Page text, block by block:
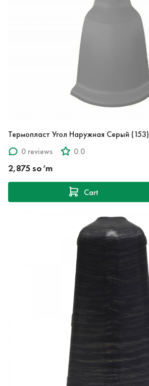
Термопласт Угол Наружная Серый (153)
0 reviews
0.0
2,875 so‘m
Cart